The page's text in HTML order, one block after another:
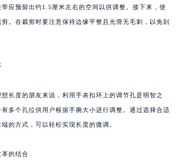
应预留出约1.5厘米左右的空间以供调整。接下来，使
。在裁剪时要注意保持边缘平整且光滑无毛刺，以免刮
长度的朋友来说，利用手表扣环上的调节孔是明智之
多个孔位供用户根据手腕大小进行调整。通过选择合适
的方式，可以轻松实现长度的微调。
革的结合